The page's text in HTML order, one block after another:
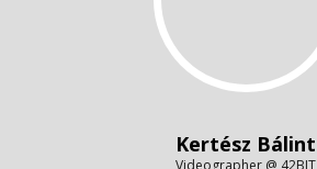
Kertész Bálint
Videographer @ 42BIT